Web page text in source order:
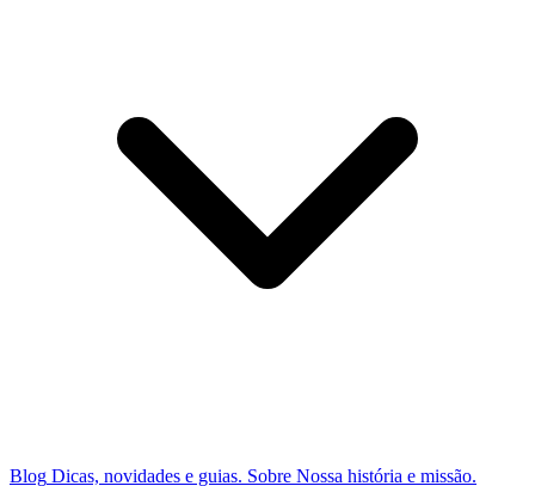
Blog Dicas, novidades e guias. Sobre Nossa história e missão.